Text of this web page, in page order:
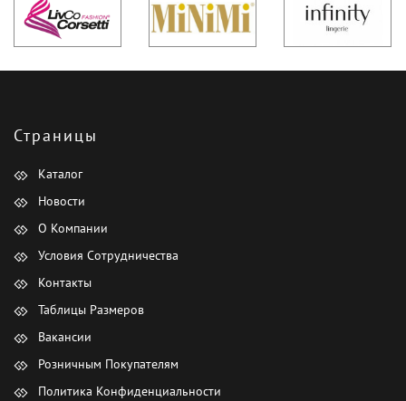
Страницы
Каталог
Новости
О Компании
Условия Сотрудничества
Контакты
Таблицы Размеров
Вакансии
Розничным Покупателям
Политика Конфиденциальности